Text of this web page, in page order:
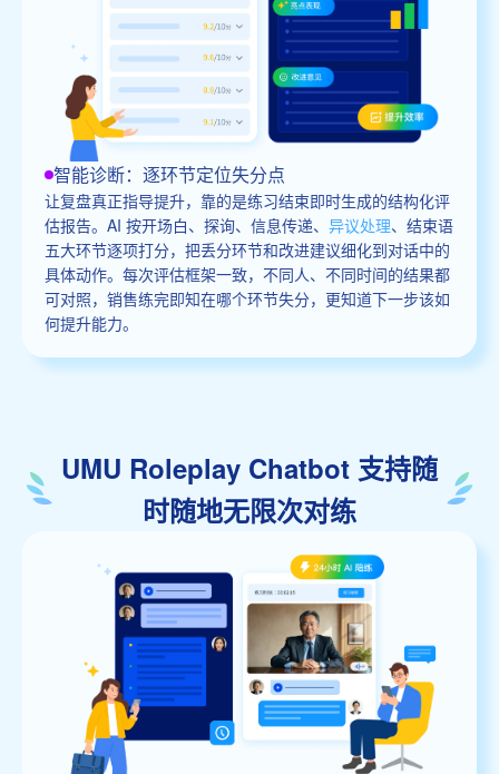
智能诊断：逐环节定位失分点
让复盘真正指导提升，靠的是练习结束即时生成的结构化评
估报告。AI 按开场白、探询、信息传递、 异议处理、结束语
五大环节逐项打分，把丢分环节和改进建议细化到对话中的
具体动作。每次评估框架一致，不同人、不同时间的结果都
可对照，销售练完即知在哪个环节失分，更知道下一步该如
何提升能力。
UMU Roleplay Chatbot 支持随
时随地无限次对练